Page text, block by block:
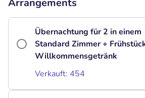
Übernachtung für 2 in einem
Standard Zimmer +
Willkommensgetränk
Verkauft: 454